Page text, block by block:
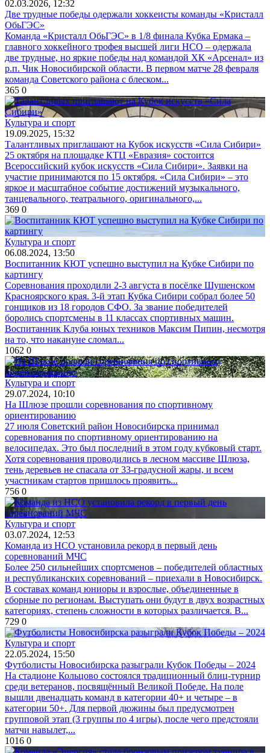
02.03.2026, 12:32
Две трудные победы одержали хоккеисты команды «Кристалл
ОбьГЭС»
Команда «Кристалл ОбьГЭС» в 1/8 финала Кубка Ермака –
главного хоккейного трофея высшей лиги НСО – одержала
две трудные, но яркие победы над командой ХК «Арсенал» из
р.п. Чик Новосибирской области. В первом матче 28 февраля
команда Советского района с блеском...
365 0
Культура и спорт
19.09.2025, 15:32
Талантливых приглашают на Кубок искусств «Сила Сибири»
25 октября на площадке КТЦ «Евразия» состоится
Всероссийский кубок искусств «Сила Сибири». Заявки на
участие принимаются по 15 октября. «Сила Сибири» – это
яркое и масштабное событие достижений музыкального,
танцевального, театрального, оригинального,...
369 0
Культура и спорт
06.08.2024, 13:50
Воспитанник КЮТ успешно выступил на Кубке Сибири по
картингу
Соревнования проходили 2-3 августа в посёлке Шушенском
Красноярского края. 3-й этап Кубка Сибири собрал более 50
гонщиков из 18 городов СФО. За звание победителей
боролись спортсмены в 11 классах спортивных машин.
Воспитанник Клуба юных техников Максим Пипин, несмотря
на то, что накануне сломал...
1062 0
Культура и спорт
29.07.2024, 10:10
На Шлюзе прошли соревнования по спортивному
ориентированию
27 июля Советский район Новосибирска принимал
соревнования по спортивному ориентированию на
велосипедах. Это был последний в этом году кубковый старт.
Хотя соревнования проводились в лесном массиве Шлюза,
тень деревьев не спасала от 33-градусной жары, и всем
участникам стартов пришлось проявить...
756 0
Культура и спорт
03.07.2024, 12:53
Команда из НСО установила рекорд в первый день
соревнований МЧС
Более 250 сильнейших спортсменов – победителей областных
и республиканских соревнований – приехали в Новосибирск.
В составах команд юниоры и взрослые, объединенные в
сборные по регионам. Выступать они будут в двух возрастных
категориях, степень сложности в которых различается. В...
729 0
Культура и спорт
22.05.2024, 15:50
Футболисты Новосибирска разыграли Кубок Победы – 2024
На стадионе Кольцово состоялся традиционный блиц-турнир
среди ветеранов, посвящённый Великой Победе. На поле
вышли двенадцать команд в категории 40+ и четыре – в
категории 50+. Для первой дюжины был предусмотрен
групповой этап (3 группы по 4 игры), после чего предстояли
матчи навылет,...
1016 0